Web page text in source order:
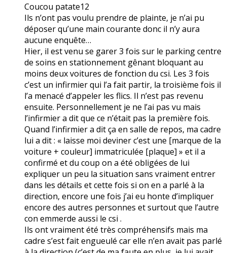
Coucou patate12
Ils n’ont pas voulu prendre de plainte, je n’ai pu
déposer qu’une main courante donc il n’y aura
aucune enquête…
Hier, il est venu se garer 3 fois sur le parking centre
de soins en stationnement gênant bloquant au
moins deux voitures de fonction du csi. Les 3 fois
c’est un infirmier qui l’a fait partir, la troisième fois il
l’a menacé d’appeler les flics. Il n’est pas revenu
ensuite. Personnellement je ne l’ai pas vu mais
l’infirmier a dit que ce n’était pas la première fois.
Quand l’infirmier a dit ça en salle de repos, ma cadre
lui a dit : « laisse moi deviner c’est une [marque de la
voiture + couleur] immatriculée [plaque] » et il a
confirmé et du coup on a été obligées de lui
expliquer un peu la situation sans vraiment entrer
dans les détails et cette fois si on en a parlé à la
direction, encore une fois j’ai eu honte d’impliquer
encore des autres personnes et surtout que l’autre
con emmerde aussi le csi .
Ils ont vraiment été très compréhensifs mais ma
cadre s’est fait engueulé car elle n’en avait pas parlé